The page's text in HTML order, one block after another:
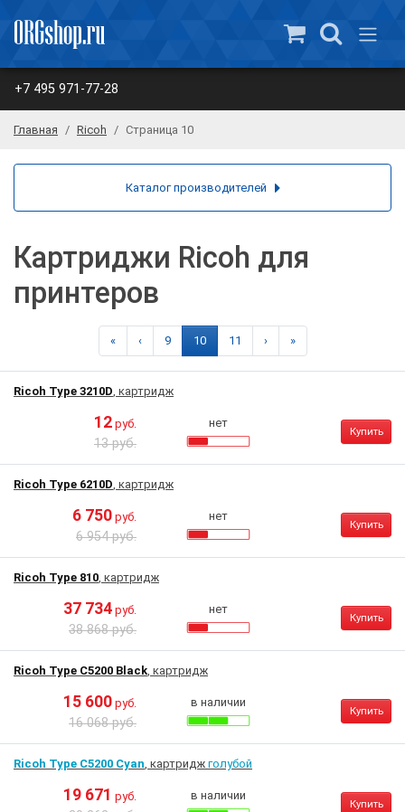
+7 495 971-77-28
Главная Ricoh Страница 10
Картриджи Ricoh для
принтеров
« ‹ 9 10 11 › »
Ricoh Type 3210D, картридж
12 руб.
13 руб.
нет
Купить
Ricoh Type 6210D, картридж
6 750 руб.
6 954 руб.
нет
Купить
Ricoh Type 810, картридж
37 734 руб.
38 868 руб.
нет
Купить
Ricoh Type C5200 Black, картридж
15 600 руб.
16 068 руб.
в наличии
Купить
Ricoh Type C5200 Cyan, картридж голубой
19 671 руб. в наличии
Купить